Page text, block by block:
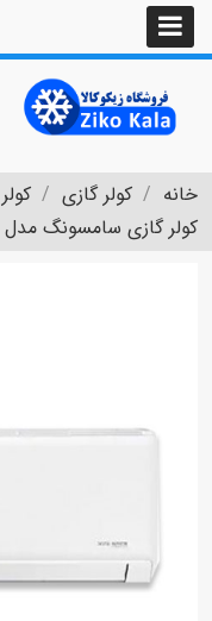
خانه
کولر گازی
کولر گازی سامسونگ مدل AR12MQFRBWK/FA